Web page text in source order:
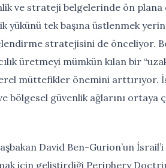
ve strateji belgelerinde ön plana
yükünü tek başına üstlenmek
stratejisini de önceliyor.
üretmeyi mümkün kılan bir
müttefikler önemini arttırıyor.
bölgesel güvenlik ağlarını ortaya
David Ben-Gurion’un
için geliştirdiği Periphery